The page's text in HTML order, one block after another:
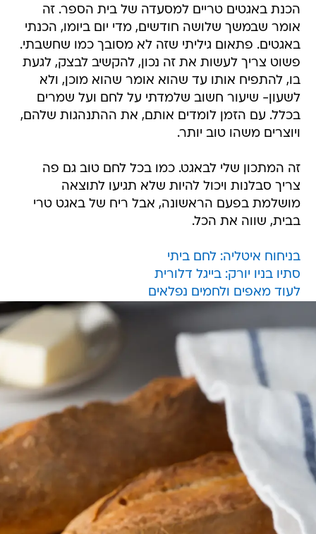
הכנת באגטים טריים למסעדה של בית הספר. זה
אומר שבמשך שלושה חודשים, מדי יום ביומו, הכנתי
באגטים. פתאום גיליתי שזה לא מסובך כמו שחשבתי.
פשוט צריך לעשות את זה נכון, להקשיב לבצק, לגעת
בו, להתפיח אותו עד שהוא אומר שהוא מוכן, ולא
לשעון- שיעור חשוב שלמדתי על לחם ועל שמרים
בכלל. עם הזמן לומדים אותם, את ההתנהגות שלהם,
ויוצרים משהו טוב יותר.
זה המתכון שלי לבאגט. כמו בכל לחם טוב גם פה
צריך סבלנות ויכול להיות שלא תגיעו לתוצאה
מושלמת בפעם הראשונה, אבל ריח של באגט טרי
בבית, שווה את הכל.
בניחוח איטליה: לחם ביתי
סתיו בניו יורק: בייגל דלורית
לעוד מאפים ולחמים נפלאים